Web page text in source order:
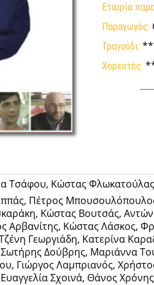
Εταιρία
Παραγωγός:
Τραγούδι:
Χορευτές:
Τσάφου, Κώστας
Πέτρος
Κώστας Βουτσάς,
Αρβανίτης, Κώστας Λάσκος,
Γεωργιάδη, Κατερίνα
Δούβρης, Μαριάννα
Γιώργος Λαμπριανός,
Σχοινά, Θάνος